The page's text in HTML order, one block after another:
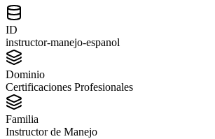
ID
instructor-manejo-espanol
Dominio
Certificaciones Profesionales
Familia
Instructor de Manejo